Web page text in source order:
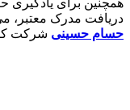
همچنین برای
دریافت مدرک معتبر،
حسام حسینی شرکت